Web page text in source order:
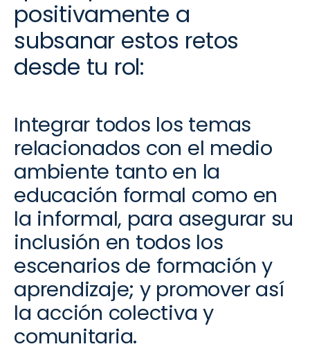
positivamente a
subsanar estos retos
desde tu rol:
Integrar todos los temas
relacionados con el medio
ambiente tanto en la
educación formal como en
la informal, para asegurar su
inclusión en todos los
escenarios de formación y
aprendizaje; y promover así
la acción colectiva y
comunitaria.